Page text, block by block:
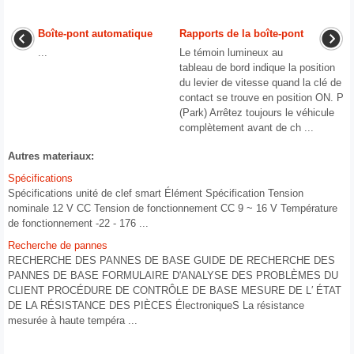
Boîte-pont automatique
...
Rapports de la boîte-pont
Le témoin lumineux au
tableau de bord indique la position
du levier de vitesse quand la clé de
contact se trouve en position ON. P
(Park) Arrêtez toujours le véhicule
complètement avant de ch ...
Autres materiaux:
Spécifications
Spécifications unité de clef smart Élément Spécification Tension
nominale 12 V CC Tension de fonctionnement CC 9 ~ 16 V Température
de fonctionnement -22 - 176 ...
Recherche de pannes
RECHERCHE DES PANNES DE BASE GUIDE DE RECHERCHE DES
PANNES DE BASE FORMULAIRE D'ANALYSE DES PROBLÈMES DU
CLIENT PROCÉDURE DE CONTRÔLE DE BASE MESURE DE L′ ÉTAT
DE LA RÉSISTANCE DES PIÈCES ÉlectroniqueS La résistance
mesurée à haute tempéra ...